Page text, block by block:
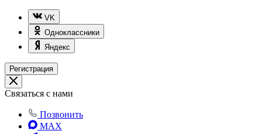
VK
Одноклассники
Яндекс
Регистрация
Связаться с нами
Позвонить
MAX